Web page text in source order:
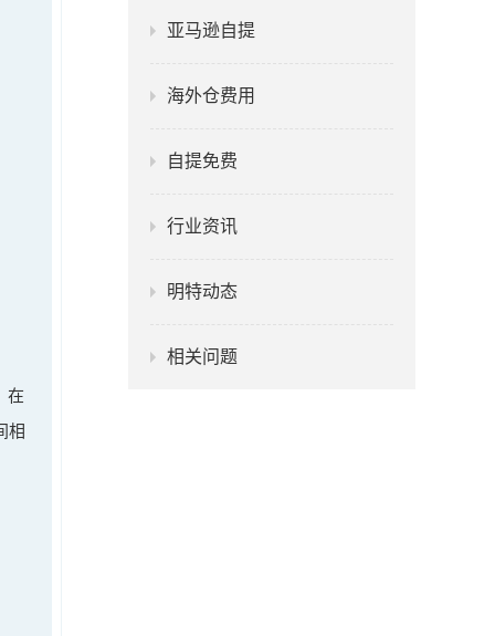
在
相
亚马逊自提
海外仓费用
自提免费
行业资讯
明特动态
相关问题